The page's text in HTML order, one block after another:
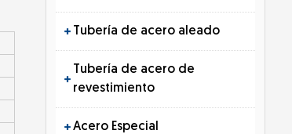
Tubería de acero aleado
Tubería de acero de
revestimiento
Acero Especial